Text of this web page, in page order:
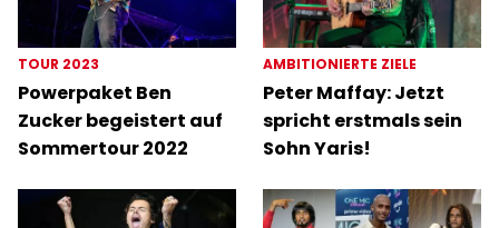
TOUR 2023
Powerpaket Ben
Zucker begeistert auf
Sommertour 2022
AMBITIONIERTE ZIELE
Peter Maffay: Jetzt
spricht erstmals sein
Sohn Yaris!